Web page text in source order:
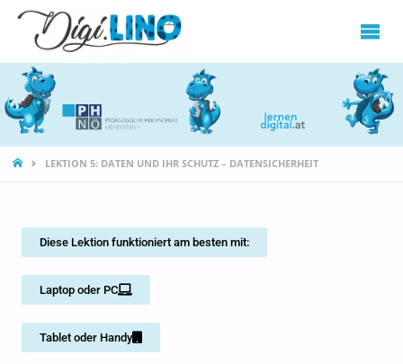
LEKTION 5: DATEN UND IHR SCHUTZ – DATENSICHERHEIT
Diese Lektion funktioniert am besten mit:
Laptop oder PC
Tablet oder Handy